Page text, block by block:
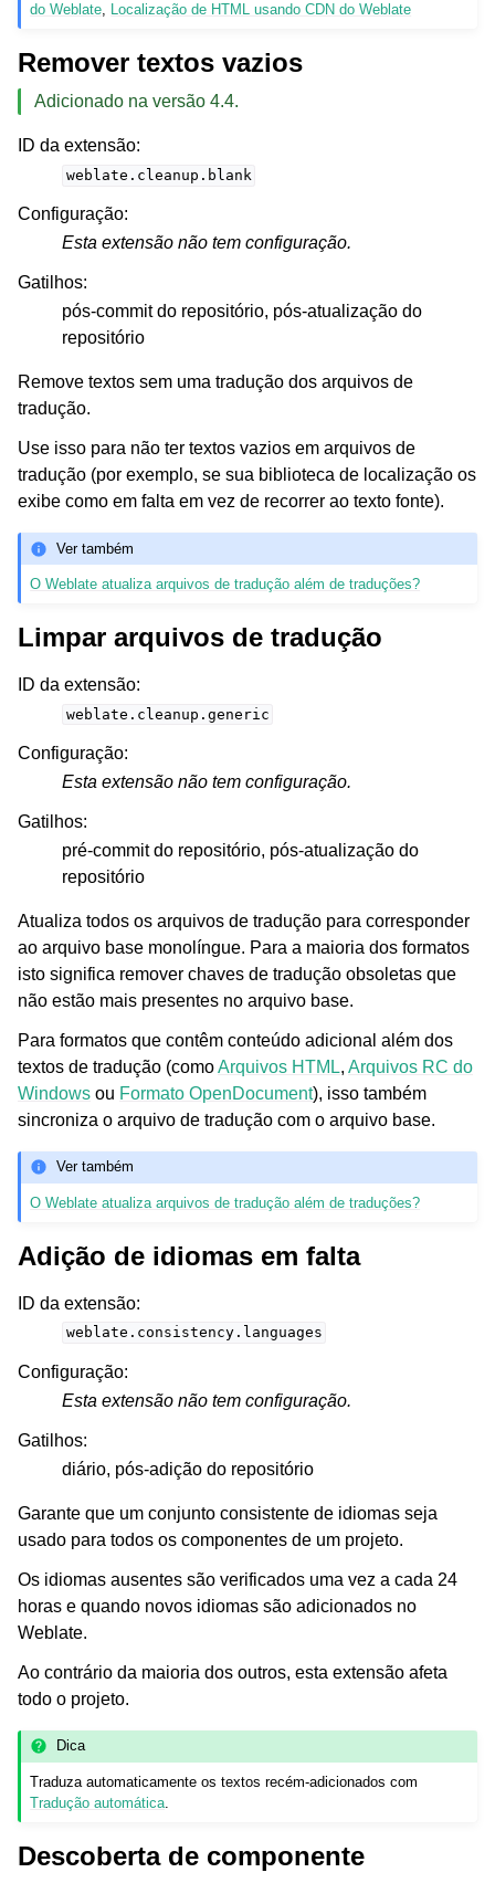
do Weblate, Localização de HTML usando CDN do Weblate
Remover textos vazios
Adicionado na versão 4.4.
ID da extensão:
weblate.cleanup.blank
Configuração:
Esta extensão não tem configuração.
Gatilhos:
pós-commit do repositório, pós-atualização do
repositório
Remove textos sem uma tradução dos arquivos de
tradução.
Use isso para não ter textos vazios em arquivos de
tradução (por exemplo, se sua biblioteca de localização os
exibe como em falta em vez de recorrer ao texto fonte).
Ver também
O Weblate atualiza arquivos de tradução além de traduções?
Limpar arquivos de tradução
ID da extensão:
weblate.cleanup.generic
Configuração:
Esta extensão não tem configuração.
Gatilhos:
pré-commit do repositório, pós-atualização do
repositório
Atualiza todos os arquivos de tradução para corresponder
ao arquivo base monolíngue. Para a maioria dos formatos
isto significa remover chaves de tradução obsoletas que
não estão mais presentes no arquivo base.
Para formatos que contêm conteúdo adicional além dos
textos de tradução (comoArquivos HTML, Arquivos RC do
Windows ou Formato OpenDocument), isso também
sincroniza o arquivo de tradução com o arquivo base.
Ver também
O Weblate atualiza arquivos de tradução além de traduções?
Adição de idiomas em falta
ID da extensão:
weblate.consistency.languages
Configuração:
Esta extensão não tem configuração.
Gatilhos:
diário, pós-adição do repositório
Garante que um conjunto consistente de idiomas seja
usado para todos os componentes de um projeto.
Os idiomas ausentes são verificados uma vez a cada 24
horas e quando novos idiomas são adicionados no
Weblate.
Ao contrário da maioria dos outros, esta extensão afeta
todo o projeto.
Dica
Traduza automaticamente os textos recém-adicionados com
Tradução automática
Descoberta de componente